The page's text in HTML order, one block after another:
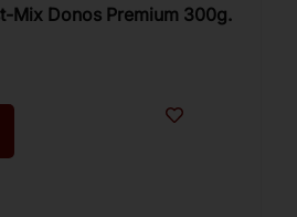
Getrocknete Obst-Mix Donos Premium 300g.